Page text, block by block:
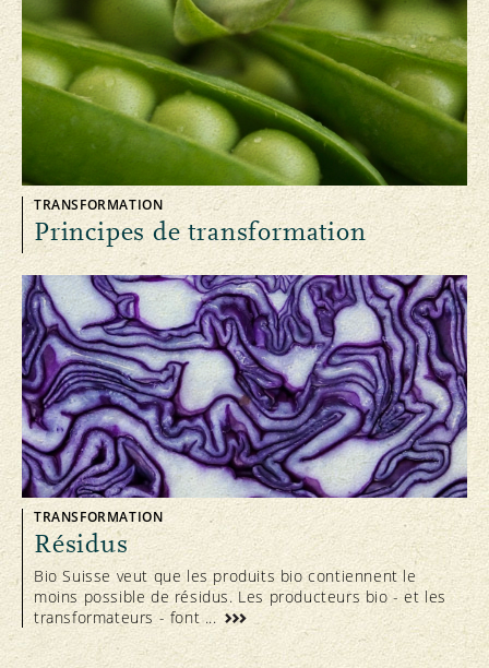
TRANSFORMATION
Principes de transformation
TRANSFORMATION
Résidus
Bio Suisse veut que les produits bio contiennent le
moins possible de résidus. Les producteurs bio - et les
transformateurs - font ...